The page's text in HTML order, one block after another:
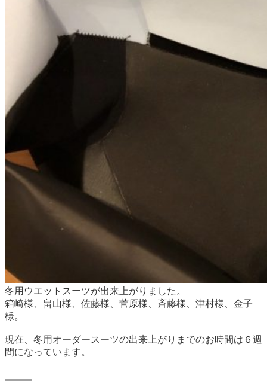
冬用ウエットスーツが出来上がりました。
箱崎様、畠山様、佐藤様、菅原様、斉藤様、津村様、金子
様。
現在、冬用オーダースーツの出来上がりまでのお時間は６週
間になっています。